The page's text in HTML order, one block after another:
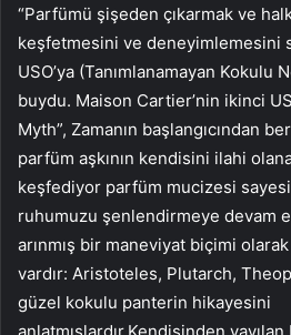
“Parfümü şişeden çıkarmak ve
keşfetmesini ve deneyimlemesini
USO’ya (Tanımlanamayan Kokulu
buydu. Maison Cartier’nin ikinci
Myth”, Zamanın başlangıcından
parfüm aşkının kendisini ilahi
keşfediyor parfüm mucizesi
ruhumuzu şenlendirmeye devam
arınmış bir maneviyat biçimi
vardır: Aristoteles, Plutarch,
güzel kokulu panterin hikayesini
anlatmışlardır.Kendisinden